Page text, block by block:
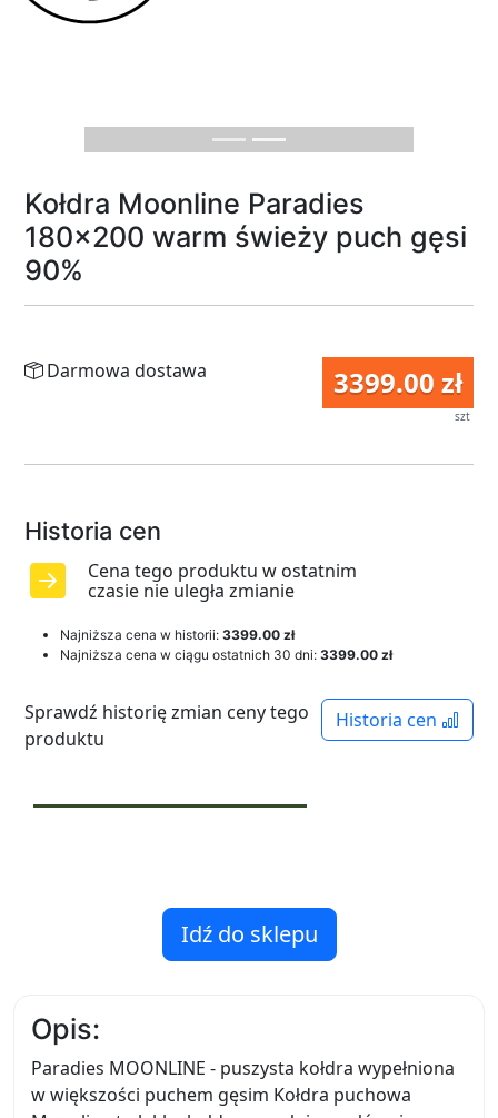
Kołdra Moonline Paradies
180x200 warm świeży puch gęsi
90%
3399.00 zł
szt
Darmowa dostawa
Historia cen
Cena tego produktu w ostatnim
czasie nie uległa zmianie
Najniższa cena w historii: 3399.00 zł
Najniższa cena w ciągu ostatnich 30 dni: 3399.00 zł
Historia cen
Sprawdź historię zmian ceny tego
produktu
Idź do sklepu
Opis:
Paradies MOONLINE - puszysta kołdra wypełniona
w większości puchem gęsim Kołdra puchowa